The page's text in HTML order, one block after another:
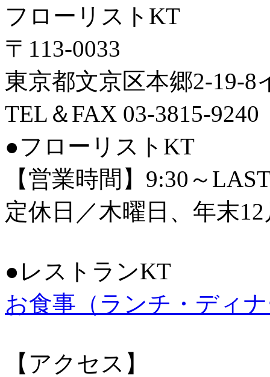
フローリストKT
〒113-0033
東京都文京区本郷2-19-8
TEL＆FAX 03-3815-9240
●フローリストKT
【営業時間】9:30～
定休日／木曜日、年末
●レストランKT
お食事（ランチ・ディ
【アクセス】